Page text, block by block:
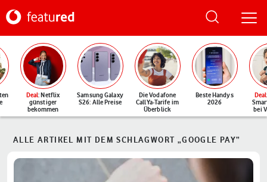
Deal: Netflix
günstiger
bekommen
Samsung Galaxy
S26: Alle Preise
Die Vodafone
CallYa-Tarife im
Überblick
Beste Handys
2026
Deal
bei
ALLE ARTIKEL MIT DEM SCHLAGWORT „GOOGLE PAY“